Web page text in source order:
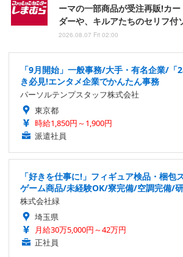
ーマの一部商品が受注再販!カ
ダーや、キルアたちのセリフ付
2026.08.07 Fri 02:00
「9月開始」一般事務/大手・有名企業/「
き必見!エンタメ企業でかんたん事務
パーソルテンプスタッフ株式会社
東京都
時給1,850円～1,900円
派遣社員
「好きを仕事に!」フィギュア検品・梱包
ゲーム商品/未経験OK/寮完備/空調完備/
株式会社緑
埼玉県
月給30万5,000円～42万円
正社員